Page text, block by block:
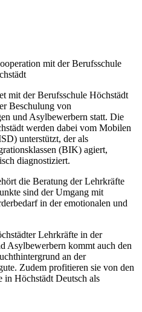
mit der Berufsschule
mit der Berufsschule Höchstädt
Beschulung von
und Asylbewerbern statt. Die
werden dabei vom Mobilen
unterstützt, der als
(BIK) agiert,
diagnostiziert.
die Beratung der Lehrkräfte
sind der Umgang mit
in der emotionalen und
Lehrkräfte in der
Asylbewerbern kommt auch den
an der
Zudem profitieren sie von den
in Höchstädt Deutsch als